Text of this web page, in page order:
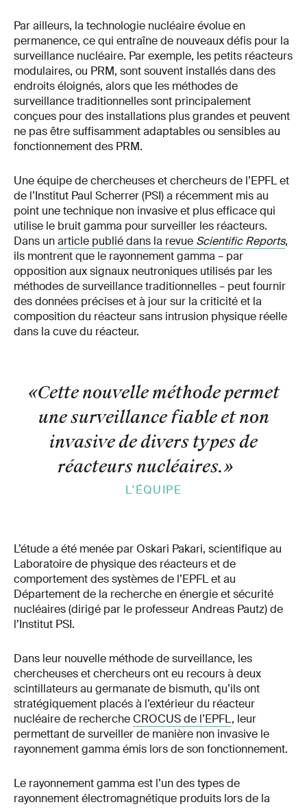
Par ailleurs, la technologie nucléaire évolue en
permanence, ce qui entraîne de nouveaux défis pour la
surveillance nucléaire. Par exemple, les petits réacteurs
modulaires, ou PRM, sont souvent installés dans des
endroits éloignés, alors que les méthodes de
surveillance traditionnelles sont principalement
conçues pour des installations plus grandes et peuvent
ne pas être suffisamment adaptables ou sensibles au
fonctionnement des PRM.
Une équipe de chercheuses et chercheurs de l’EPFL et
de l’Institut Paul Scherrer (PSI) a récemment mis au
point une technique non invasive et plus efficace qui
utilise le bruit gamma pour surveiller les réacteurs.
Dans unarticle publié dans la revue Scientific Reports,
ils montrent que le rayonnement gamma – par
opposition aux signaux neutroniques utilisés par les
méthodes de surveillance traditionnelles – peut fournir
des données précises et à jour sur la criticité et la
composition du réacteur sans intrusion physique réelle
dans la cuve du réacteur.
«Cette nouvelle méthode permet
une surveillance fiable et non
invasive de divers types de
réacteurs nucléaires.»
L'ÉQUIPE
L’étude a été menée par Oskari Pakari, scientifique au
Laboratoire de physique des réacteurs et de
comportement des systèmes de l’EPFL et au
Département de la recherche en énergie et sécurité
nucléaires (dirigé par le professeur Andreas Pautz) de
l’Institut PSI.
Dans leur nouvelle méthode de surveillance, les
chercheuses et chercheurs ont eu recours à deux
scintillateurs au germanate de bismuth, qu’ils ont
stratégiquement placés à l’extérieur du réacteur
nucléaire de rechercheCROCUS de l’EPFL, leur
permettant de surveiller de manière non invasive le
rayonnement gamma émis lors de son fonctionnement.
Le rayonnement gamma est l’un des types de
rayonnement électromagnétique produits lors de la